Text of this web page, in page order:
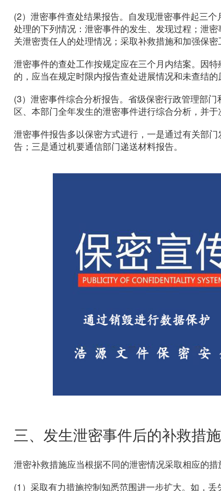
(2）泄密事件查处结果报告。自发现泄密事件起三
处理的下列情况：泄密事件的发生、发现过程；泄
关泄密责任人的处理情况；采取补救措施和加强保
泄密事件的查处工作按规定应在三个月内结案。因
的，应当在规定时限内报告查处进展情况和未查结的
(3）泄密事件综合分析报告。省级保密行政管理部
区、本部门全年发生的泄密事件进行综合分析，并
泄密事件报告多以保密方式进行，一是通过有关部
告；三是通过机要通信部门递送材料报告。
三、发生泄密事件后的补救措施
泄密补救措施应当根据不同的泄密情况采取相应的
(1）采取有力措施控制知悉范围进一步扩大。如，